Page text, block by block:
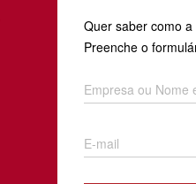
Quer saber como
Preenche o